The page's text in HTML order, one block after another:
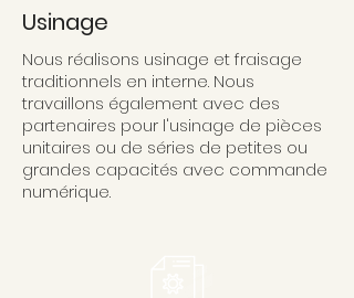
Usinage
Nous réalisons usinage et fraisage
traditionnels en interne. Nous
travaillons également avec des
partenaires pour l'usinage de pièces
unitaires ou de séries de petites ou
grandes capacités avec commande
numérique.